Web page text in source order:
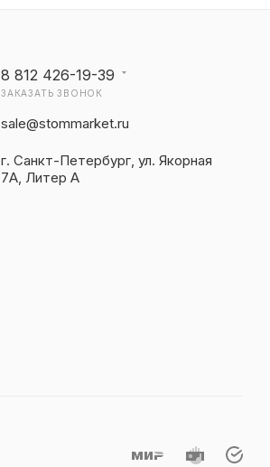
8 812 426-19-39
ЗАКАЗАТЬ ЗВОНОК
sale@stommarket.ru
г. Cанкт-Петербург, ул. Якорная
7А, Литер А